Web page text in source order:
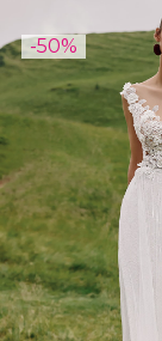
-50%